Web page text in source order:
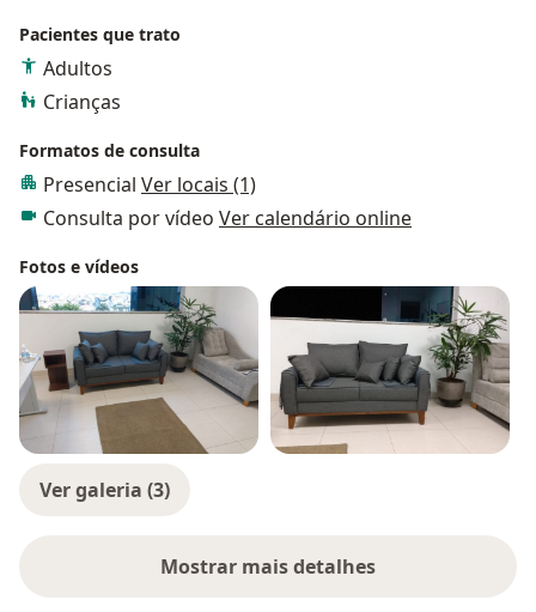
Clínicas da Faculdade de Medicina da Universidade de
São Paulo (HC - FMUSP)
- Doutor em Psicanálise Contemporânea pela
Pacientes que trato
Adultos
Crianças
Formatos de consulta
Presencial Ver locais (1)
Consulta por vídeo Ver calendário online
Fotos e vídeos
Ver galeria (3)
Mostrar mais detalhes
sobre a experiência